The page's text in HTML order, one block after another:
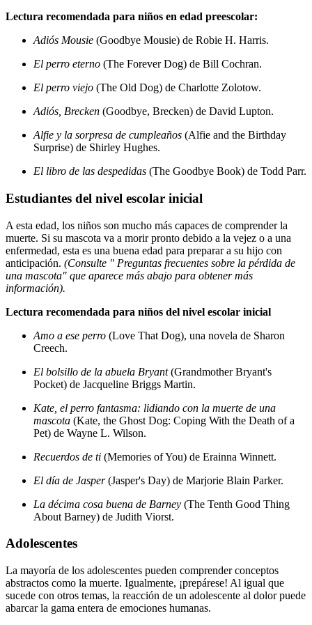
Lectura recomendada para niños en edad preescolar:
Adiós Mousie (Goodbye Mousie) de Robie H. Harris.
El perro eterno (The Forever Dog) de Bill Cochran.
El perro viejo (The Old Dog) de Charlotte Zolotow.
Adiós, Brecken (Goodbye, Brecken) de David Lupton.
Alfie y la sorpresa de cumpleaños (Alfie and the Birthday
Surprise) de Shirley Hughes.
El libro de las despedidas (The Goodbye Book) de Todd Parr.
Estudiantes del nivel escolar inicial
A esta edad, los niños son mucho más capaces de comprender la
muerte. Si su mascota va a morir pronto debido a la vejez o a una
enfermedad, esta es una buena edad para preparar a su hijo con
anticipación. (Consulte " Preguntas frecuentes sobre la pérdida de
una mascota" que aparece más abajo para obtener más
información).
Lectura recomendada para niños del nivel escolar inicial
Amo a ese perro (Love That Dog), una novela de Sharon
Creech.
El bolsillo de la abuela Bryant(Grandmother Bryant's
Pocket) de Jacqueline Briggs Martin.
Kate, el perro fantasma: lidiando con la muerte de una
mascota (Kate, the Ghost Dog: Coping With the Death of a
Pet) de Wayne L. Wilson.
Recuerdos de ti (Memories of You) de Erainna Winnett.
El día de Jasper(Jasper's Day) de Marjorie Blain Parker.
La décima cosa buena de Barney (The Tenth Good Thing
About Barney) de Judith Viorst.
Adolescentes
La mayoría de los adolescentes pueden comprender conceptos
abstractos como la muerte. Igualmente, ¡prepárese! Al igual que
sucede con otros temas, la reacción de un adolescente al dolor puede
abarcar la gama entera de emociones humanas.